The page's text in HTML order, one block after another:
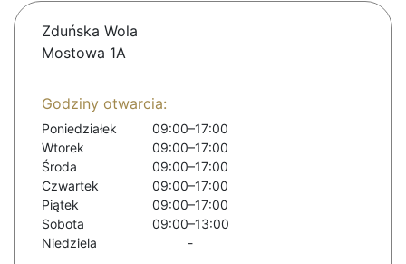
Zduńska Wola
Mostowa 1A
Godziny otwarcia:
Poniedziałek
09:00–17:00
Wtorek
09:00–17:00
Środa
09:00–17:00
Czwartek
09:00–17:00
Piątek
09:00–17:00
Sobota
09:00–13:00
Niedziela
-